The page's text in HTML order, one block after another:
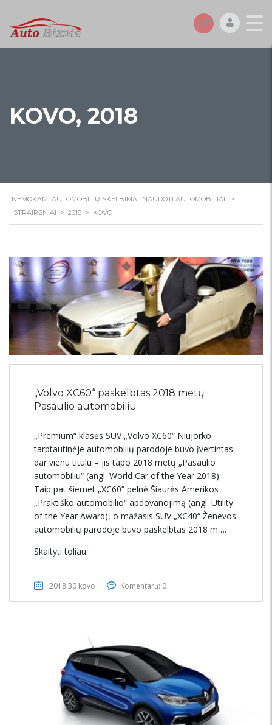
KOVO, 2018
NEMOKAMI AUTOMOBILIŲ SKELBIMAI. NAUDOTI AUTOMOBILIAI. >
STRAIPSNIAI > 2018 > KOVO
„Volvo XC60“ paskelbtas 2018 metų
Pasaulio automobiliu
„Premium“ klasės SUV „Volvo XC60“ Niujorko
tarptautinėje automobilių parodoje buvo įvertintas
dar vienu titulu – jis tapo 2018 metų „Pasaulio
automobiliu“ (angl. World Car of the Year 2018).
Taip pat šiemet „XC60” pelnė Šiaurės Amerikos
„Praktiško automobilio“ apdovanojimą (angl. Utility
of the Year Award), o mažasis SUV „XC40“ Ženevos
automobilių parodoje buvo paskelbtas 2018 m….
Skaityti toliau
2018 30 kovo Komentarų: 0